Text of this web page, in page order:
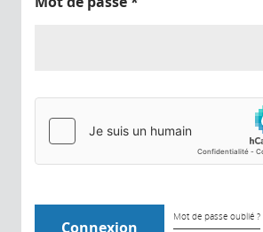
Mot de passe oublié ?